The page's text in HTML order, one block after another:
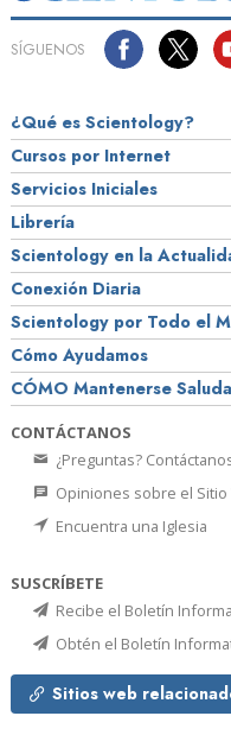
SÍGUENOS
¿Qué es Scientology?
Cursos por Internet
Servicios Iniciales
Librería
Scientology en la
Conexión Diaria
Scientology por Todo el
Cómo Ayudamos
CÓMO Mantenerse
CONTÁCTANOS
¿Preguntas?
Opiniones sobre el Sitio
Encuentra una Iglesia
SUSCRÍBETE
Recibe el Boletín
Obtén el Boletín
Sitios web